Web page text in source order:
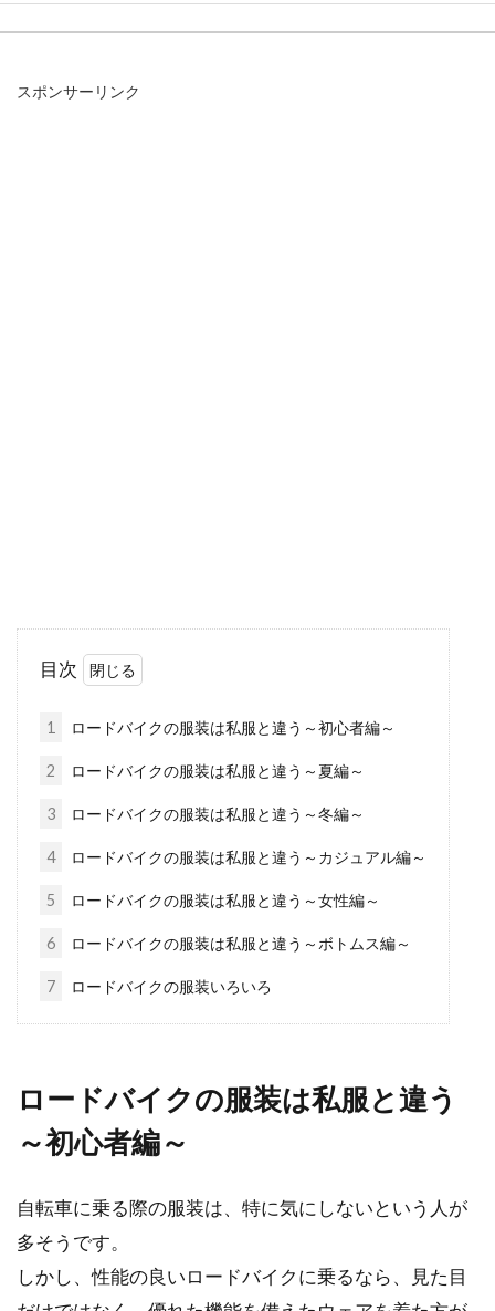
日本だけでなく、外国に行った場合でも、自転
車に乗りたいと思っている方はいると思いま
クロスバイクとロードバイク、速さ
の違いは実際どんなもの？
ひと括りにスポーツバイクといっても、種類は
いろいろあります。主なものの中にロードバイ
クとクロスバ...
安全性が重要！！
子供の自転車を選ぶとき、もっとも注意したい
12～24インチ...
自転車とバイクの50ccで被るヘルメ
スポンサーリンク
目次
1 ロードバイクの服装は私服と違う～初心者編～
2 ロードバイクの服装は私服と違う～夏編～
3 ロードバイクの服装は私服と違う～冬編～
4 ロードバイクの服装は私服と違う～カジュアル編～
5 ロードバイクの服装は私服と違う～女性編～
6 ロードバイクの服装は私服と違う～ボトムス編～
7 ロードバイクの服装いろいろ
ロードバイクの服装は私服と違う
～初心者編～
自転車に乗る際の服装は、特に気にしないという人が
多そうです。
しかし、性能の良いロードバイクに乗るなら、見た目